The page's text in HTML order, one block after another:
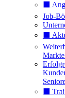
⬛️
Job-
⬛️
⬛️